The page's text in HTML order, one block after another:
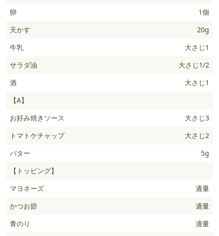
卵
1個
天かす
20g
牛乳
大さじ1
サラダ油
大さじ1/2
酒
大さじ1
【A】
お好み焼きソース
大さじ3
トマトケチャップ
大さじ2
バター
5g
【トッピング】
マヨネーズ
適量
かつお節
適量
青のり
適量